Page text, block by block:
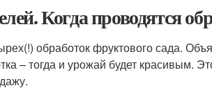
Когда проводятся
обработок фруктового сада.
– тогда и урожай будет красивым.